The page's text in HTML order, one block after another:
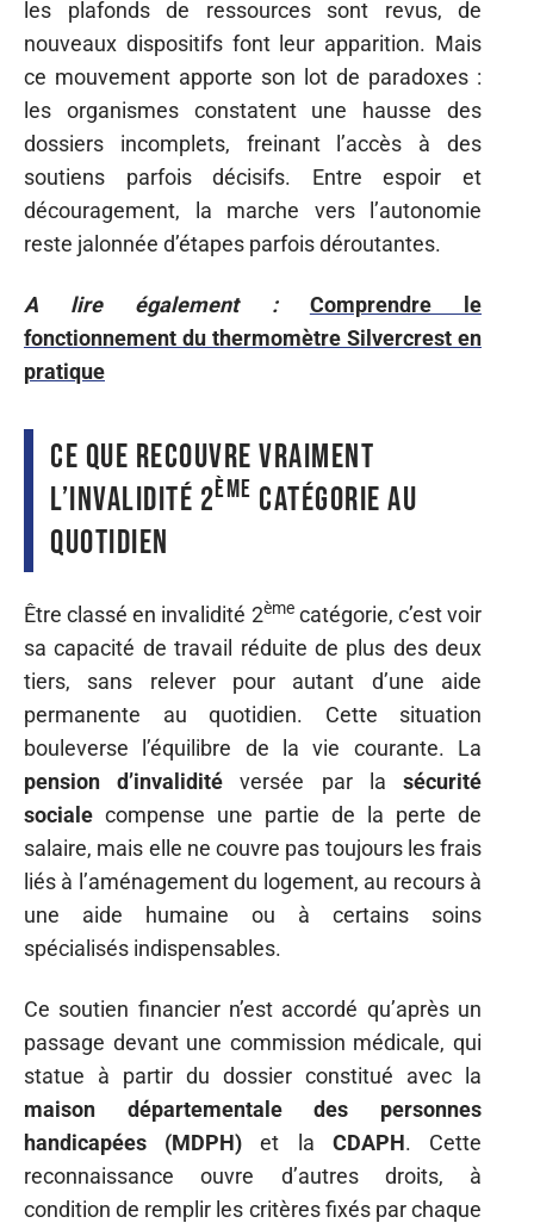
les plafonds de ressources sont revus, de
nouveaux dispositifs font leur apparition. Mais
ce mouvement apporte son lot de paradoxes :
les organismes constatent une hausse des
dossiers incomplets, freinant l’accès à des
soutiens parfois décisifs. Entre espoir et
découragement, la marche vers l’autonomie
reste jalonnée d’étapes parfois déroutantes.
A lire également :
Comprendre le
fonctionnement du thermomètre Silvercrest en
pratique
Ce que recouvre vraiment
l’invalidité 2ème catégorie au
quotidien
Être classé en invalidité 2èmecatégorie, c’est voir
sa capacité de travail réduite de plus des deux
tiers, sans relever pour autant d’une aide
permanente au quotidien. Cette situation
bouleverse l’équilibre de la vie courante. La
pension d’invalidité versée par lasécurité
sociale compense une partie de la perte de
salaire, mais elle ne couvre pas toujours les frais
liés à l’aménagement du logement, au recours à
une aide humaine ou à certains soins
spécialisés indispensables.
Ce soutien financier n’est accordé qu’après un
passage devant une commission médicale, qui
statue à partir du dossier constitué avec la
maison départementale des personnes
handicapées (MDPH) et la CDAPH. Cette
reconnaissance ouvre d’autres droits, à
condition de remplir les critères fixés par chaque